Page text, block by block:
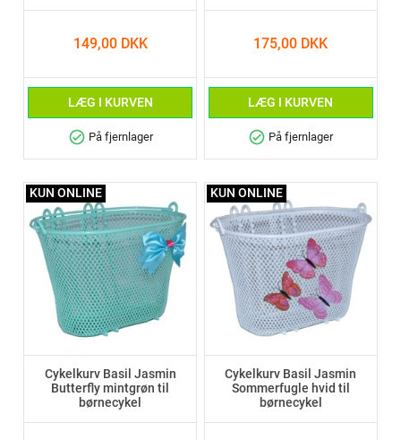
149,00 DKK
LÆG I KURVEN
check_circle På fjernlager
175,00 DKK
LÆG I KURVEN
check_circle På fjernlager
Cykelkurv Basil Jasmin
Butterfly mintgrøn til
børnecykel
KUN ONLINE
Cykelkurv Basil Jasmin
Sommerfugle hvid til
børnecykel
KUN ONLINE